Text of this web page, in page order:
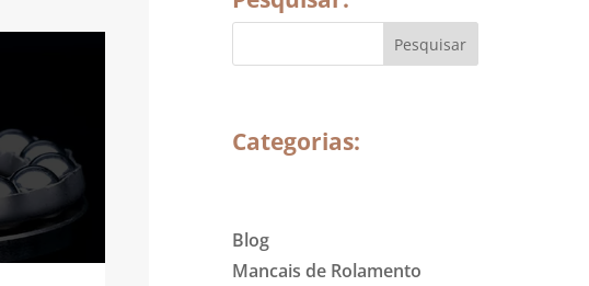
Categorias:
Blog
Mancais de Rolamento